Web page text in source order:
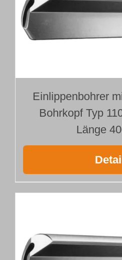
Einlippenbohrer
Bohrkopf Typ
Länge